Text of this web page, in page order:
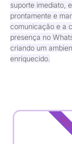
suporte imediato,
prontamente e
comunicação e a
presença no
criando um
enriquecido.